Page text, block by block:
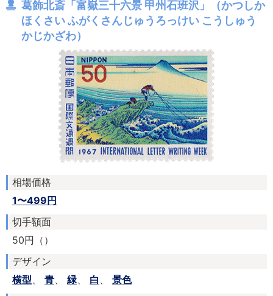
葛飾北斎「富嶽三十六景 甲州石班沢」（かつしか
ほくさい ふがくさんじゅうろっけい こうしゅう
かじかざわ）
相場価格
1〜499円
切手額面
50円（）
デザイン
横型、 青、 緑、 白 、 景色